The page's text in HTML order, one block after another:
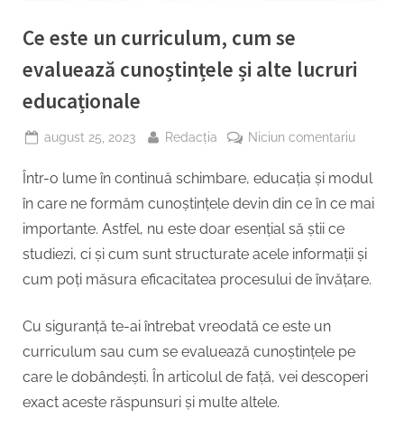
Ce este un curriculum, cum se
evaluează cunoștințele și alte lucruri
educaționale
Posted
august 25, 2023 By
Redacția Niciun comentariula
este
un
se
Într-o lume în continuă schimbare, educația și modul
în care ne formăm cunoștințele devin din ce în ce mai
importante. Astfel, nu este doar esențial să știi ce
studiezi, ci și cum sunt structurate acele informații și
cum poți măsura eficacitatea procesului de învățare.
Cu siguranță te-ai întrebat vreodată ce este un
curriculum sau cum se evaluează cunoștințele pe
care le dobândești. În articolul de față, vei descoperi
exact aceste răspunsuri și multe altele.